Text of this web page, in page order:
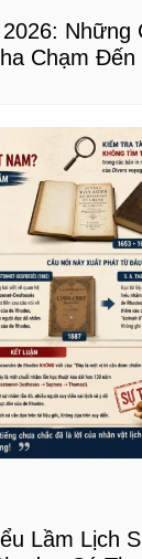
Những
Chạm Đến
Lầm Lịch